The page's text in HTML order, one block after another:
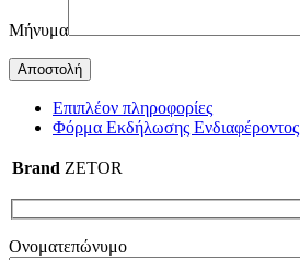
Μήνυμα
Επιπλέον πληροφορίες
Φόρμα Εκδήλωσης Ενδιαφέροντος
Brand ZETOR
Ονοματεπώνυμο